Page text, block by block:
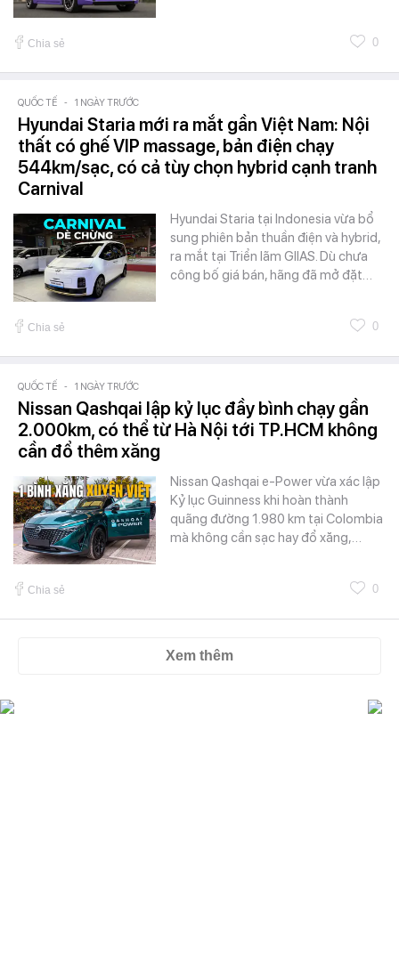
Chia sẻ 0
QUỐC TẾ - 1 NGÀY TRƯỚC
Hyundai Staria mới ra mắt gần Việt Nam: Nội
thất có ghế VIP massage, bản điện chạy
544km/sạc, có cả tùy chọn hybrid cạnh tranh
Carnival
Hyundai Staria tại Indonesia vừa bổ
sung phiên bản thuần điện và hybrid,
ra mắt tại Triển lãm GIIAS. Dù chưa
công bố giá bán, hãng đã mở đặt…
Chia sẻ 0
QUỐC TẾ - 1 NGÀY TRƯỚC
Nissan Qashqai lập kỷ lục đầy bình chạy gần
2.000km, có thể từ Hà Nội tới TP.HCM không
cần đổ thêm xăng
Nissan Qashqai e-Power vừa xác lập
Kỷ lục Guinness khi hoàn thành
quãng đường 1.980 km tại Colombia
mà không cần sạc hay đổ xăng,…
Chia sẻ 0
Xem thêm